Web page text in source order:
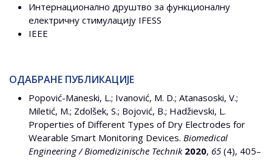
Интернационално друштво за функционалну
електричну стимулацију IFESS
IEEE
ОДАБРАНЕ ПУБЛИКАЦИЈЕ
Popović-Maneski, L.; Ivanović, M. D.; Atanasoski, V.;
Miletić, M.; Zdolšek, S.; Bojović, B.; Hadžievski, L.
Properties of Different Types of Dry Electrodes for
Wearable Smart Monitoring Devices. Biomedical
Engineering / Biomedizinische Technik 2020, 65 (4), 405–